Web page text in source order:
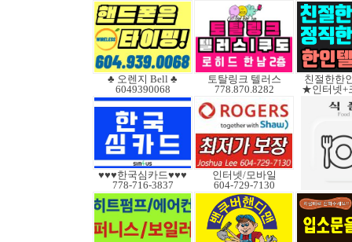
♣ 오렌지 Bell ♣
6049390068
토탈링크 텔러스
778.870.8282
친절한한
★인터넷+
♥♥♥한국심카드♥♥♥
778-716-3837
인터넷/모바일
604-729-7130